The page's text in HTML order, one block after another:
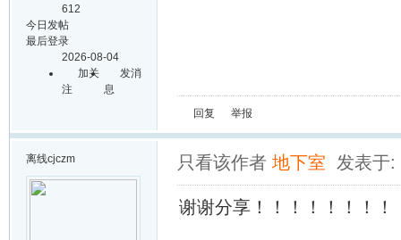
612
今日发帖
最后登录
2026-08-04
加关
注
发消
息
回复 举报
离线cjczm 只看该作者 地下室 发表于:
谢谢分享！！！！！！！！